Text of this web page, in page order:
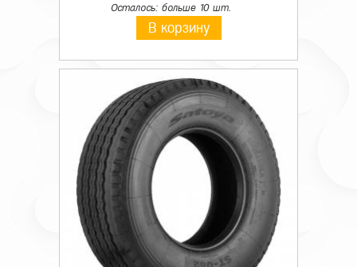
Осталось: больше 10 шт.
В корзину